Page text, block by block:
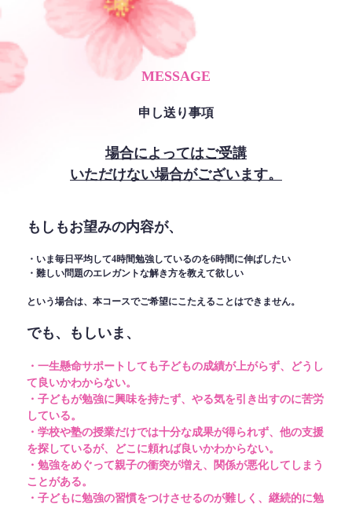
MESSAGE
申し送り事項
場合によってはご受講
いただけない場合がございます。
もしもお望みの内容が、
・いま毎日平均して4時間勉強しているのを6時間に伸ばしたい
・難しい問題のエレガントな解き方を教えて欲しい
という場合は、本コースでご希望にこたえることはできません。
でも、もしいま、
・一生懸命サポートしても子どもの成績が上がらず、どうし
て良いかわからない。
・子どもが勉強に興味を持たず、やる気を引き出すのに苦労
している。
・学校や塾の授業だけでは十分な成果が得られず、他の支援
を探しているが、どこに頼れば良いかわからない。
・勉強をめぐって親子の衝突が増え、関係が悪化してしまう
ことがある。
・子どもに勉強の習慣をつけさせるのが難しく、継続的に勉